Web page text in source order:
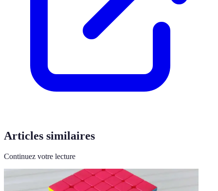
Articles similaires
Continuez votre lecture